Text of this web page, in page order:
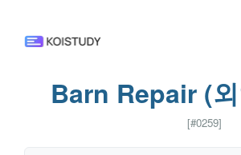
Barn Repair (
[#0259]